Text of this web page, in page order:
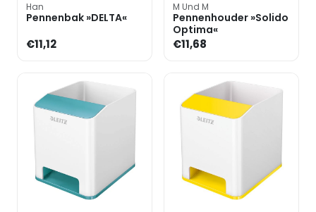
Han
Pennenbak »DELTA«
€11,12
M Und M
Pennenhouder »Solido
Optima«
€11,68